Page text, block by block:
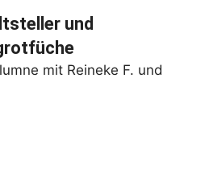
und
mit Reineke F. und